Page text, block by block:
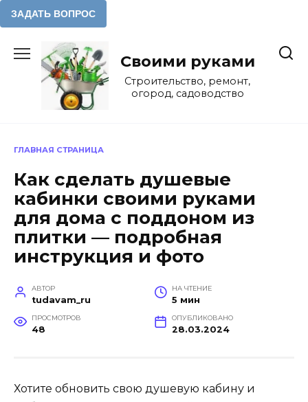
содержанию
Своими руками
Строительство, ремонт,
огород, садоводство
ГЛАВНАЯ СТРАНИЦА
Как сделать душевые
кабинки своими руками
для дома с поддоном из
плитки — подробная
инструкция и фото
АВТОР
tudavam_ru
НА ЧТЕНИЕ
5 мин
ПРОСМОТРОВ
48
ОПУБЛИКОВАНО
28.03.2024
Хотите обновить свою душевую кабину и